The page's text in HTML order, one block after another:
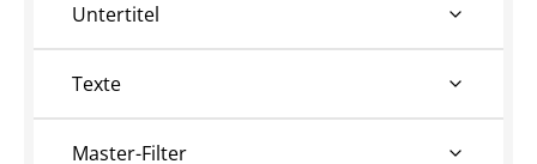
Untertitel
Texte
Master-Filter